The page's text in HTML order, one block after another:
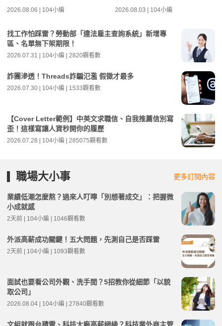
2026.08.06 | 104小編 2026.08.03 | 104小編
找工作怕踩雷？勞動部「違法雇主查詢系統」新增專
區、名單無下架期限！
2026.07.31 | 104小編 | 2820觀看數
詐團滲透！Threads詐騙氾濫 假徵才最多
2026.07.30 | 104小編 | 1533觀看數
【Cover Letter範例】中英文求職信、自我推薦信別寫
歪！這樣寫讓人資秒開你的履歷
2026.07.28 | 104小編 | 285075觀看數
職場大小事 更多訂閱內容
業績低潮怎麼熬？過來人叮嚀「別想著成交」：把握微
小成就感
2天前 | 104小編 | 1046觀看數
外派高薪成功關鍵！五大問題，先測自己是否踩雷
2天前 | 104小編 | 1093觀看數
面試也要看公司外觀、洗手間？5招教你從細節「以貌
取公司」
2026.08.04 | 104小編 | 27840觀看數
文組就跟台積電、科技大廠高薪絕緣？科技業外商主管